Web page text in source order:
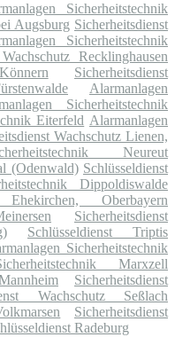
Sicherheitstechnik
Augsburg Sicherheitsdienst
Sicherheitstechnik
Recklinghausen
Sicherheitsdienst
Alarmanlagen
Sicherheitstechnik
Eiterfeld Alarmanlagen
Wachschutz Lienen,
Neureut
(Odenwald) Schlüsseldienst
Dippoldiswalde
Ehekirchen, Oberbayern
Sicherheitsdienst
Schlüsseldienst Triptis
Sicherheitstechnik
Marxzell
Sicherheitsdienst
Wachschutz Seßlach
Sicherheitsdienst
Radeburg